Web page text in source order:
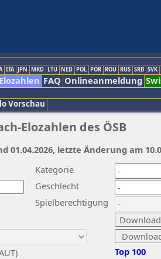
ITA JPN MKD LTU NED POL POR ROU RUS SRB SVK
Elozahlen FAQ Onlineanmeldung
Vorschau
Elozahlen des ÖSB
Kategorie
Geschlecht
Spielberechtigung
Top 100
01.04.2026, letzte Änderung am